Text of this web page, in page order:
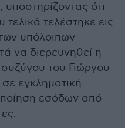
ότι
τελικά τελέστηκε εις
υπόλοιπων
να διερευνηθεί η
του Γιώργου
εγκληματική
εσόδων από